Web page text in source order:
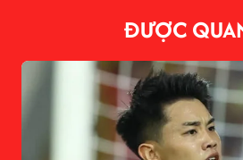
ĐƯỢC